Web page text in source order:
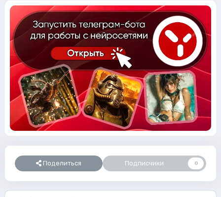
Поделиться Подписчики 0